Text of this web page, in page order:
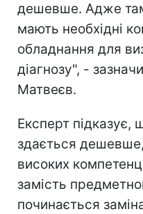
дешевше. Адже
мають необхідні
обладнання для
діагнозу", -
Матвеєв.
Експерт підказує,
здається
високих
замість
починається